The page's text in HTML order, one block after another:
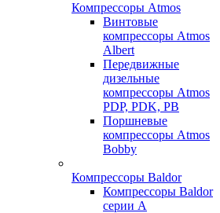
Компрессоры Atmos
Винтовые
компрессоры Atmos
Albert
Передвижные
дизельные
компрессоры Atmos
PDP, PDK, PB
Поршневые
компрессоры Atmos
Bobby
Компрессоры Baldor
Компрессоры Baldor
серии A